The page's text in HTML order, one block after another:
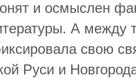
и осмыслен
А между
свою
Руси и